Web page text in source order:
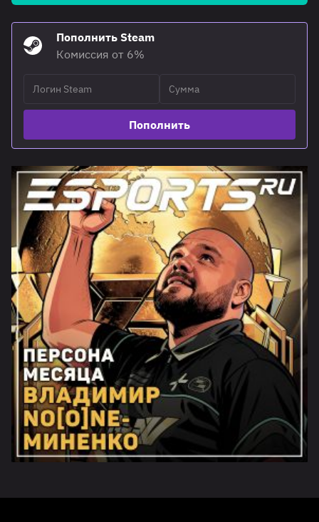
Пополнить Steam
Комиссия от 6%
Пополнить